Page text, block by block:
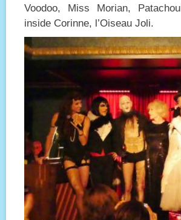
Voodoo, Miss Morian,
inside Corinne, l’Oiseau Joli.